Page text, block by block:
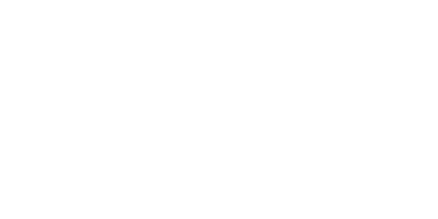
в Flow
в наличии:
и решением, перенаправляющим на проверку человека
и действиями утверждения
в Flow Builder
данные в итоговую обработку, а отклоненные данные в уведомления или
или создания записей, отправки уведомлений или запуска других бизнес-
окон.
(утвержденные и отклоненные).
результатов проверки.